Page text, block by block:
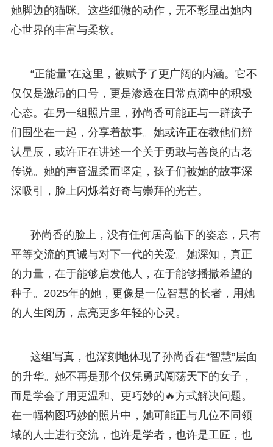
她脚边的猫咪。这些细微的动作，无不彰显出她内
心世界的丰富与柔软。
“正能量”在这里，被赋予了更广阔的内涵。它不
仅仅是激昂的口号，更是渗透在日常点滴中的积极
心态。在另一组照片里，孙尚香可能正与一群孩子
们围坐在一起，分享着故事。她或许正在教他们辨
认星辰，或许正在讲述一个关于勇敢与善良的古老
传说。她的声音温柔而坚定，孩子们被她的故事深
深吸引，脸上闪烁着好奇与崇拜的光芒。
孙尚香的脸上，没有任何居高临下的姿态，只有
平等交流的真诚与对下一代的关爱。她深知，真正
的力量，在于能够启发他人，在于能够播撒希望的
种子。2025年的她，更像是一位智慧的长者，用她
的人生阅历，点亮更多年轻的心灵。
这组写真，也深刻地体现了孙尚香在“智慧”层面
的升华。她不再是那个仅凭勇武闯荡天下的女子，
而是学会了用更温和、更巧妙的🔥方式解决问题。
在一幅构图巧妙的照片中，她可能正与几位不同领
域的人士进行交流，也许是学者，也许是工匠，也